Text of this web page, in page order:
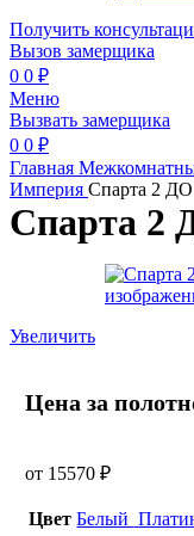
Получить
Вызов замерщика
0 0 ₽
Меню
Вызвать замерщика
0 0 ₽
Главная
Империя Спарта 2
Спарта 2
Увеличить
Цена за
от 15570₽
Цвет Белый